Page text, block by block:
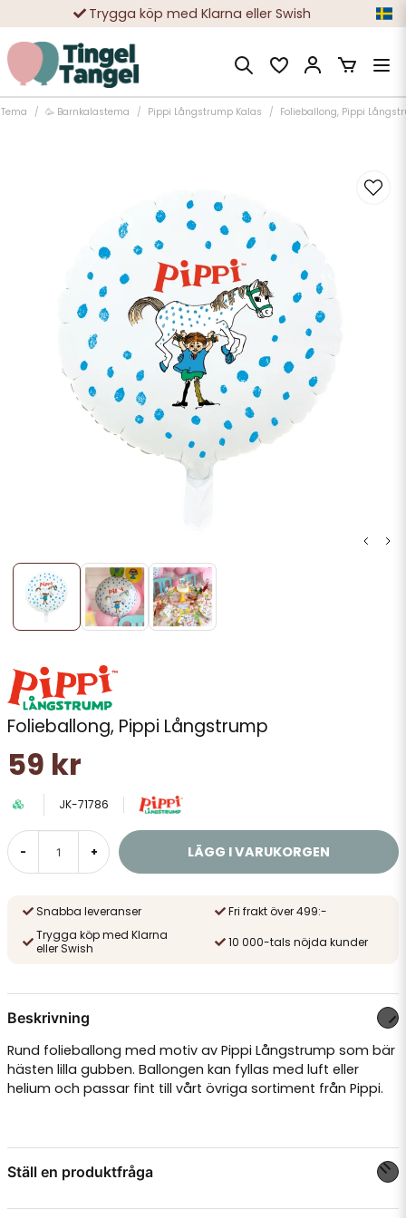
Trygga köp med Klarna eller Swish
10 000-tals nöjda kunder
Tema 🥳 Barnkalastema Pippi Långstrump Kalas Folieballong, Pippi
Folieballong, Pippi Långstrump
59 kr
JK-71786
- + LÄGG I VARUKORGEN
Snabba leveranser
Fri frakt över 499:-
Trygga köp med Klarna
eller Swish
10 000-tals nöjda kunder
Beskrivning
Rund folieballong med motiv av Pippi Långstrump som bär
hästen lilla gubben. Ballongen kan fyllas med luft eller
helium och passar fint till vårt övriga sortiment från Pippi.
Ställ en produktfråga